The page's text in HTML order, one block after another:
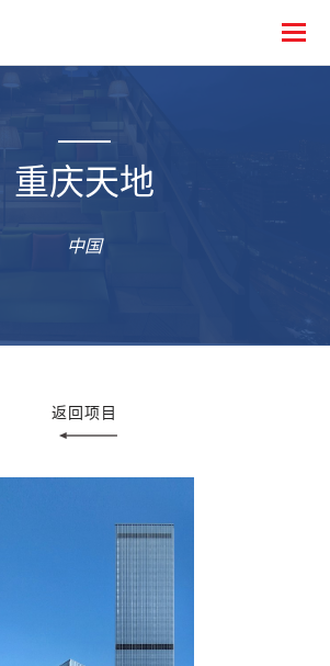
重庆天地
中国
返回项目